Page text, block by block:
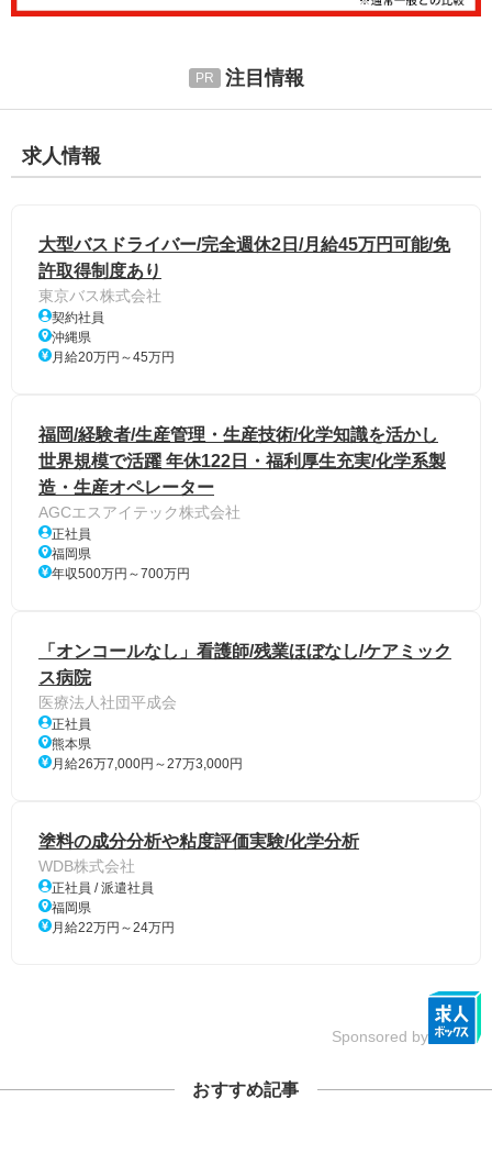
注目情報
求人情報
大型バスドライバー/完全週休2日/月給45万円可能/免
許取得制度あり
東京バス株式会社
契約社員
沖縄県
月給20万円～45万円
福岡/経験者/生産管理・生産技術/化学知識を活かし
世界規模で活躍 年休122日・福利厚生充実/化学系製
造・生産オペレーター
AGCエスアイテック株式会社
正社員
福岡県
年収500万円～700万円
「オンコールなし」看護師/残業ほぼなし/ケアミック
ス病院
医療法人社団平成会
正社員
熊本県
月給26万7,000円～27万3,000円
塗料の成分分析や粘度評価実験/化学分析
WDB株式会社
正社員 / 派遣社員
福岡県
月給22万円～24万円
Sponsored by
おすすめ記事